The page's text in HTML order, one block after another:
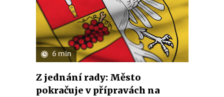
6 min
Z jednání rady: Město
pokračuje v přípravách na